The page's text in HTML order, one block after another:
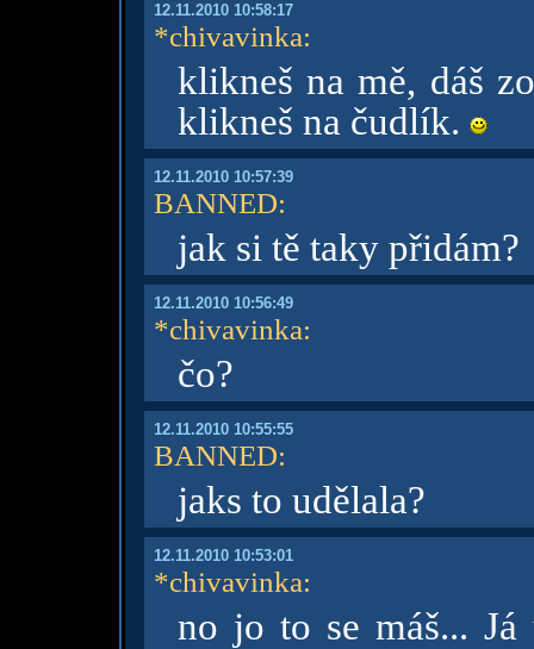
12.11.2010 10:58:17
*chivavinka:
klikneš na mě, dáš
klikneš na čudlík.
12.11.2010 10:57:39
BANNED:
jak si tě taky přidám?
12.11.2010 10:56:49
*chivavinka:
čo?
12.11.2010 10:55:55
BANNED:
jaks to udělala?
12.11.2010 10:53:01
*chivavinka:
no jo to se máš...